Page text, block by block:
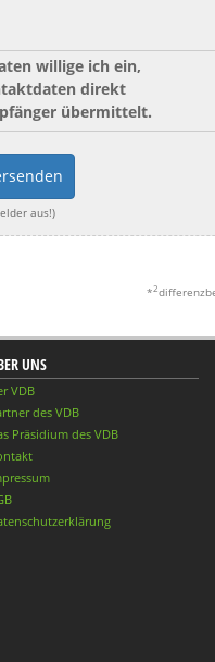
willige ich ein,
direkt
übermittelt.
aus!)
*2
UNS
VDB
des VDB
Präsidium des VDB